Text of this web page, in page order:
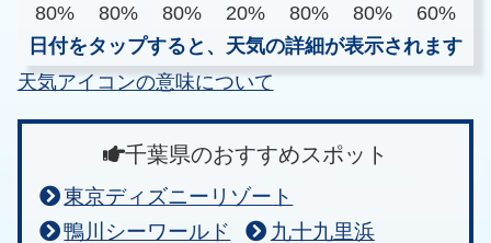
80%
80% 80% 20% 80% 80%
60%
日付をタップすると、天気の詳細が表示されます
天気アイコンの意味について
千葉県のおすすめスポット
東京ディズニーリゾート
鴨川シーワールド
九十九里浜